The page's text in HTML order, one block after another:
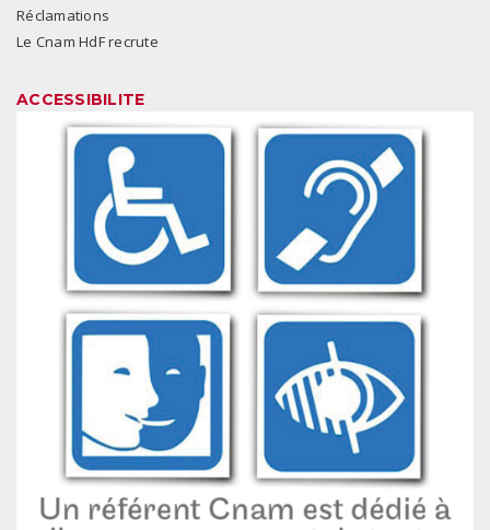
Réclamations
Le Cnam HdF recrute
ACCESSIBILITE